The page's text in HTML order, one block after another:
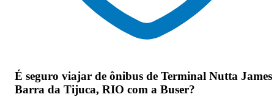
É seguro viajar de ônibus de Terminal Nutta
Barra da Tijuca, RIO com a Buser?